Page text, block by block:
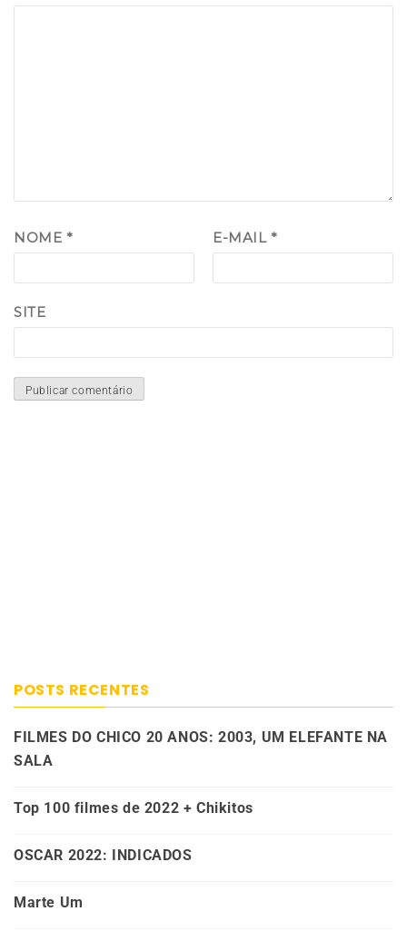
NOME * E-MAIL*
SITE
POSTS RECENTES
FILMES DO CHICO 20 ANOS: 2003, UM ELEFANTE NA
SALA
Top 100 filmes de 2022 + Chikitos
OSCAR 2022: INDICADOS
Marte Um